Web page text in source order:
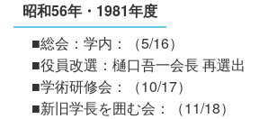
昭和56年・1981年度
■総会：学内：（5/16）
■役員改選：樋口吾一会長 再選出
■学術研修会：（10/17）
■新旧学長を囲む会：（11/18）